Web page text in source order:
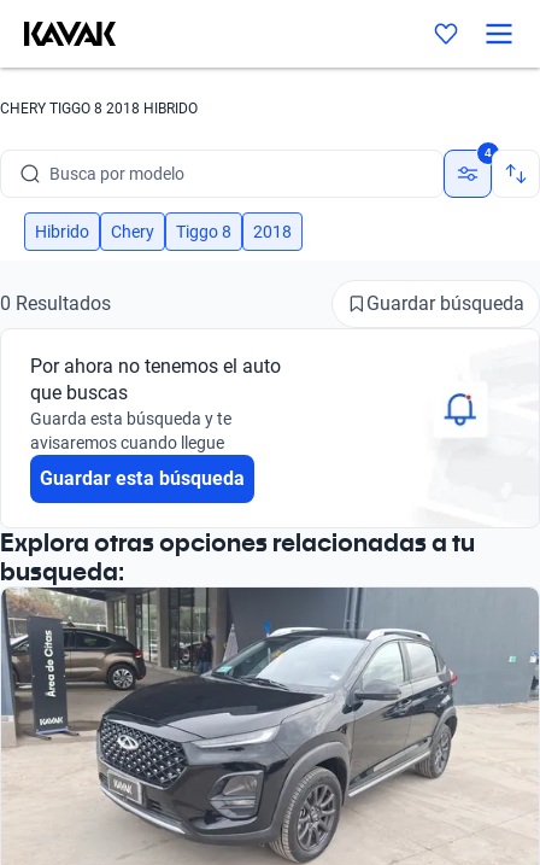
CHERY TIGGO 8 2018 HIBRIDO
Busca por modelo
Busca por versión
Busca por marca
Busca por modelo
Busca por versión
4
Hibrido Chery Tiggo 8 2018
0 Resultados Guardar búsqueda
Por ahora no tenemos el auto
que buscas
Guarda esta búsqueda y te
avisaremos cuando llegue
Guardar esta búsqueda
Explora otras opciones relacionadas a tu
busqueda: